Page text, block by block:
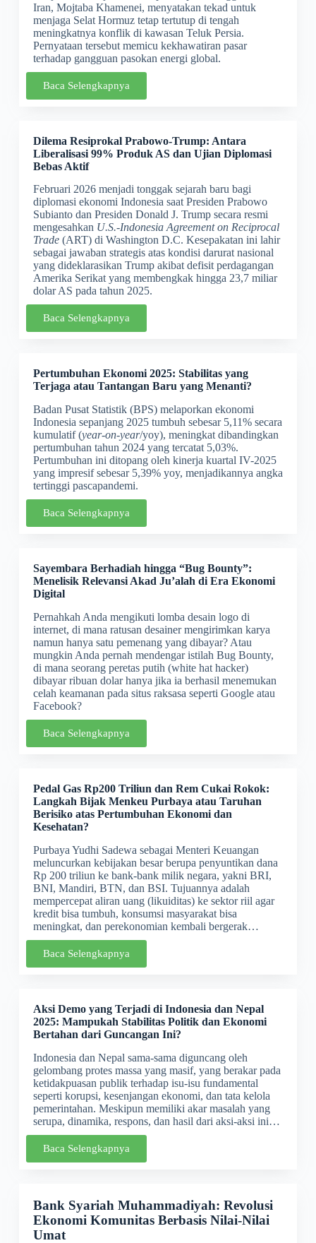
Iran, Mojtaba Khamenei, menyatakan tekad untuk
menjaga Selat Hormuz tetap tertutup di tengah
meningkatnya konflik di kawasan Teluk Persia.
Pernyataan tersebut memicu kekhawatiran pasar
terhadap gangguan pasokan energi global.
Baca Selengkapnya
Dilema Resiprokal Prabowo-Trump: Antara
Liberalisasi 99% Produk AS dan Ujian Diplomasi
Bebas Aktif
Februari 2026 menjadi tonggak sejarah baru bagi
diplomasi ekonomi Indonesia saat Presiden Prabowo
Subianto dan Presiden Donald J. Trump secara resmi
mengesahkan U.S.-Indonesia Agreement on Reciprocal
Trade(ART) di Washington D.C. Kesepakatan ini lahir
sebagai jawaban strategis atas kondisi darurat nasional
yang dideklarasikan Trump akibat defisit perdagangan
Amerika Serikat yang membengkak hingga 23,7 miliar
dolar AS pada tahun 2025.
Baca Selengkapnya
Pertumbuhan Ekonomi 2025: Stabilitas yang
Terjaga atau Tantangan Baru yang Menanti?
Badan Pusat Statistik (BPS) melaporkan ekonomi
Indonesia sepanjang 2025 tumbuh sebesar 5,11% secara
kumulatif (year-on-year/yoy), meningkat dibandingkan
pertumbuhan tahun 2024 yang tercatat 5,03%.
Pertumbuhan ini ditopang oleh kinerja kuartal IV-2025
yang impresif sebesar 5,39% yoy, menjadikannya angka
tertinggi pascapandemi.
Baca Selengkapnya
Sayembara Berhadiah hingga “Bug Bounty”:
Menelisik Relevansi Akad Ju’alah di Era Ekonomi
Digital
Pernahkah Anda mengikuti lomba desain logo di
internet, di mana ratusan desainer mengirimkan karya
namun hanya satu pemenang yang dibayar? Atau
mungkin Anda pernah mendengar istilah Bug Bounty,
di mana seorang peretas putih (white hat hacker)
dibayar ribuan dolar hanya jika ia berhasil menemukan
celah keamanan pada situs raksasa seperti Google atau
Facebook?
Baca Selengkapnya
Pedal Gas Rp200 Triliun dan Rem Cukai Rokok:
Langkah Bijak Menkeu Purbaya atau Taruhan
Berisiko atas Pertumbuhan Ekonomi dan
Kesehatan?
Purbaya Yudhi Sadewa sebagai Menteri Keuangan
meluncurkan kebijakan besar berupa penyuntikan dana
Rp 200 triliun ke bank‐bank milik negara, yakni BRI,
BNI, Mandiri, BTN, dan BSI. Tujuannya adalah
mempercepat aliran uang (likuiditas) ke sektor riil agar
kredit bisa tumbuh, konsumsi masyarakat bisa
meningkat, dan perekonomian kembali bergerak…
Baca Selengkapnya
Aksi Demo yang Terjadi di Indonesia dan Nepal
2025: Mampukah Stabilitas Politik dan Ekonomi
Bertahan dari Guncangan Ini?
Indonesia dan Nepal sama-sama diguncang oleh
gelombang protes massa yang masif, yang berakar pada
ketidakpuasan publik terhadap isu-isu fundamental
seperti korupsi, kesenjangan ekonomi, dan tata kelola
pemerintahan. Meskipun memiliki akar masalah yang
serupa, dinamika, respons, dan hasil dari aksi-aksi ini…
Baca Selengkapnya
Bank Syariah Muhammadiyah: Revolusi
Ekonomi Komunitas Berbasis Nilai-Nilai
Umat